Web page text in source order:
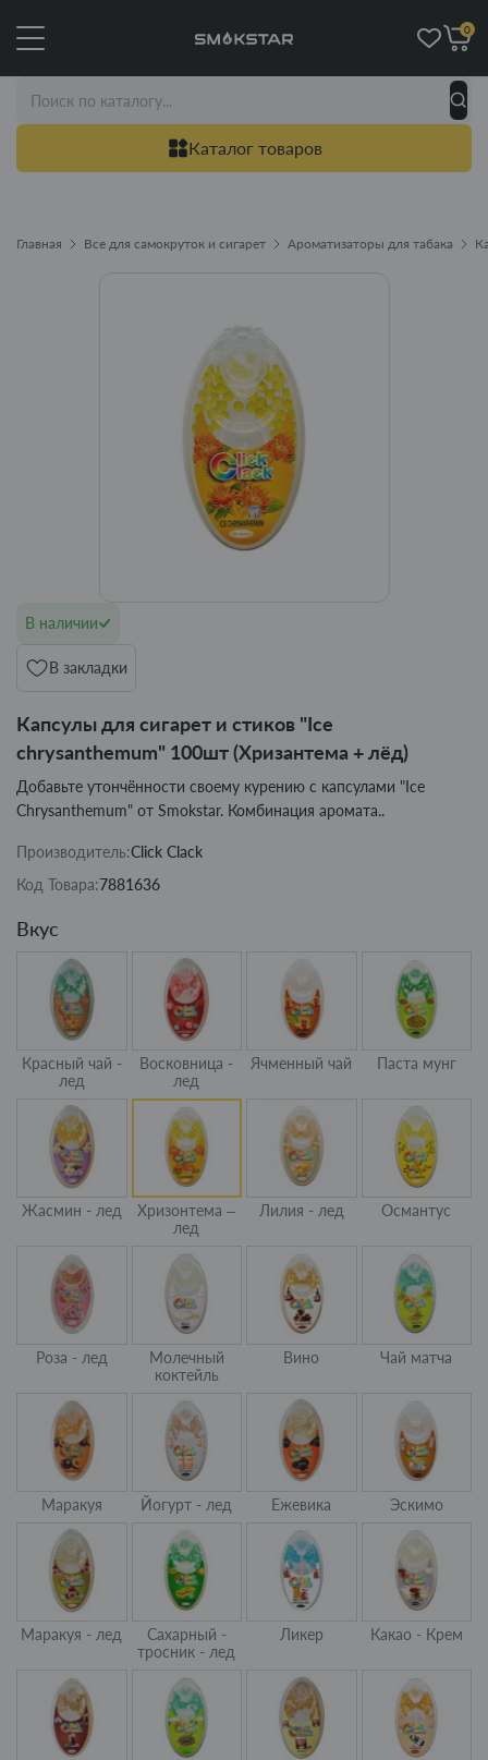
Каталог товаров
0
Главная Все для самокруток и сигарет Ароматизаторы для табака
В наличии
В закладки
Капсулы для сигарет и стиков "Ice
chrysanthemum" 100шт (Хризантема + лёд)
Добавьте утончённости своему курению с капсулами "Ice
Chrysanthemum" от Smokstar. Комбинация аромата..
Производитель:Click Clack
Код Товара:7881636
Вкус
Красный чай -
лед
Восковница -
лед
Ячменный чай Паста мунг
Жасмин - лед
Хризонтема –
лед
Лилия - лед Османтус
Роза - лед
Молечный
коктейль
Вино Чай матча
Маракуя Йогурт - лед Ежевика Эскимо
Маракуя - лед
Сахарный -
тросник - лед
Ликер Какао - Крем